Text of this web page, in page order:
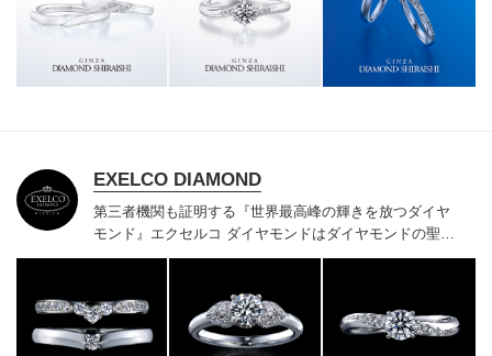
のクオリティや購入後のアフターサービスをぜひ一度店
頭でお確かめください。
EXELCO DIAMOND
第三者機関も証明する『世界最高峰の輝きを放つダイヤ
モンド』 エクセルコ ダイヤモンドはダイヤモンドの聖地
ベルギー発祥で200年以上の歴史がある真のカッターズ
門店としてリングのデザインや品質にもこだわっていま
す。おふたりに本物の輝きを一生身に着けていただきた
い想いで「ヴァージン・ダイヤモンド」「ハードプラチ